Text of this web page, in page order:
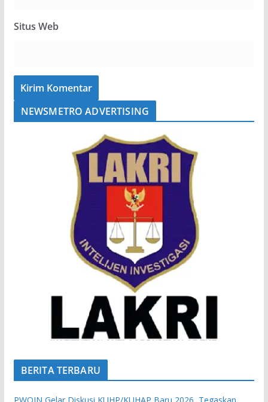
Situs Web
NEWSMETRO ADVERTISING
BERITA TERBARU